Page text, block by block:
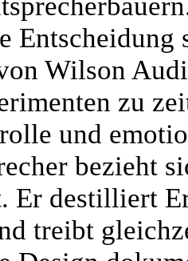
Wilson
zu
und
bezieht
Er destilliert
treibt